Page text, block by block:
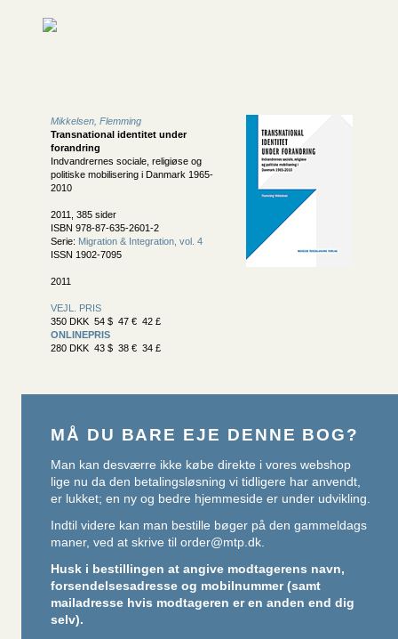
Mikkelsen, Flemming
Transnational identitet under
forandring
Indvandrernes sociale, religiøse og
politiske mobilisering i Danmark 1965-
2010
2011, 385 sider
ISBN 978-87-635-2601-2
Serie: Migration & Integration, vol. 4
ISSN 1902-7095
2011
VEJL. PRIS
350 DKK 54 $ 47 € 42 £
ONLINEPRIS
280 DKK 43 $ 38 € 34 £
MÅ DU BARE EJE DENNE BOG?
Man kan desværre ikke købe direkte i vores webshop
lige nu da den betalingsløsning vi tidligere har anvendt,
er lukket; en ny og bedre hjemmeside er under udvikling.
Indtil videre kan man bestille bøger på den gammeldags
maner, ved at skrive til order@mtp.dk.
Husk i bestillingen at angive modtagerens navn,
forsendelsesadresse og mobilnummer (samt
mailadresse hvis modtageren er en anden end dig
selv).